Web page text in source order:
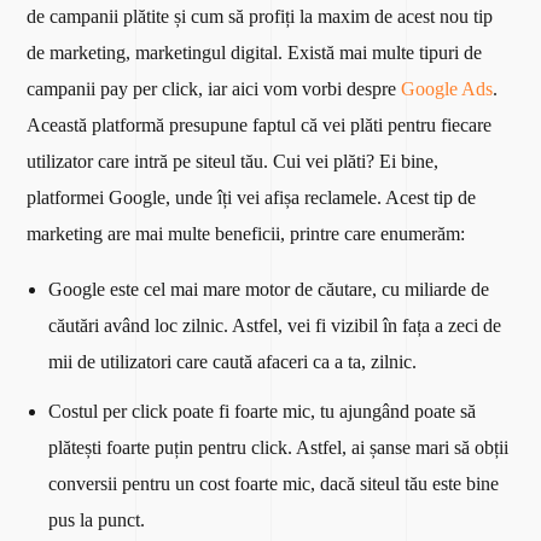
de campanii plătite și cum să profiți la maxim de acest nou tip
de marketing, marketingul digital. Există mai multe tipuri de
campanii pay per click, iar aici vom vorbi despreGoogle Ads.
Această platformă presupune faptul că vei plăti pentru fiecare
utilizator care intră pe siteul tău. Cui vei plăti? Ei bine,
platformei Google, unde îți vei afișa reclamele. Acest tip de
marketing are mai multe beneficii, printre care enumerăm:
Google este cel mai mare motor de căutare, cu miliarde de
căutări având loc zilnic. Astfel, vei fi vizibil în fața a zeci de
mii de utilizatori care caută afaceri ca a ta, zilnic.
Costul per click poate fi foarte mic, tu ajungând poate să
plătești foarte puțin pentru click. Astfel, ai șanse mari să obții
conversii pentru un cost foarte mic, dacă siteul tău este bine
pus la punct.